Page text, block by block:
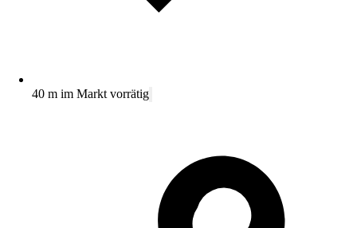
40 m im Markt vorrätig